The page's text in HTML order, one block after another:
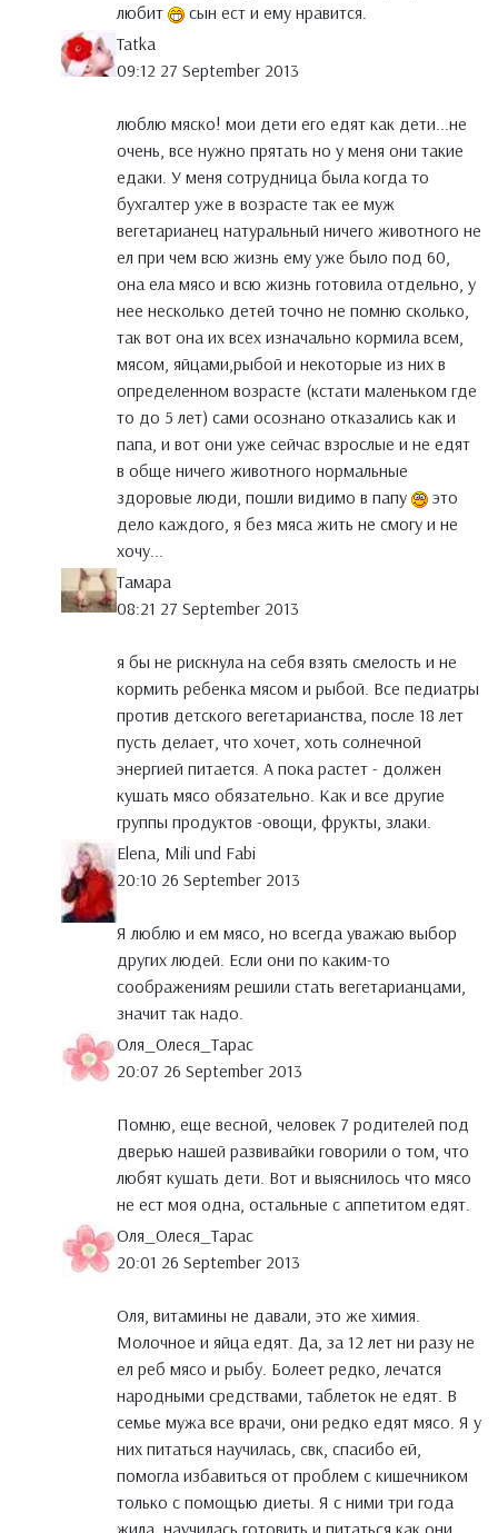
любит
сын ест и ему нравится.
Tatka
09:12 27 September 2013
люблю мяско! мои дети его едят как дети...не
очень, все нужно прятать но у меня они такие
едаки. У меня сотрудница была когда то
бухгалтер уже в возрасте так ее муж
вегетарианец натуральный ничего животного не
ел при чем всю жизнь ему уже было под 60,
она ела мясо и всю жизнь готовила отдельно, у
нее несколько детей точно не помню сколько,
так вот она их всех изначально кормила всем,
мясом, яйцами,рыбой и некоторые из них в
определенном возрасте (кстати маленьком где
то до 5 лет) сами осознано отказались как и
папа, и вот они уже сейчас взрослые и не едят
в обще ничего животного нормальные
здоровые люди, пошли видимо в папу
это
дело каждого, я без мяса жить не смогу и не
хочу...
Тамара
08:21 27 September 2013
я бы не рискнула на себя взять смелость и не
кормить ребенка мясом и рыбой. Все педиатры
против детского вегетарианства, после 18 лет
пусть делает, что хочет, хоть солнечной
энергией питается. А пока растет - должен
кушать мясо обязательно. Как и все другие
группы продуктов -овощи, фрукты, злаки.
Elena, Mili und Fabi
20:10 26 September 2013
Я люблю и ем мясо, но всегда уважаю выбор
других людей. Если они по каким-то
соображениям решили стать вегетарианцами,
значит так надо.
Оля_Олеся_Тарас
20:07 26 September 2013
Помню, еще весной, человек 7 родителей под
дверью нашей развивайки говорили о том, что
любят кушать дети. Вот и выяснилось что мясо
не ест моя одна, остальные с аппетитом едят.
Оля_Олеся_Тарас
20:01 26 September 2013
Оля, витамины не давали, это же химия.
Молочное и яйца едят. Да, за 12 лет ни разу не
ел реб мясо и рыбу. Болеет редко, лечатся
народными средствами, таблеток не едят. В
семье мужа все врачи, они редко едят мясо. Я у
них питаться научилась, свк, спасибо ей,
помогла избавиться от проблем с кишечником
только с помощью диеты. Я с ними три года